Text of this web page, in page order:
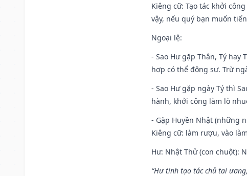
Kiêng cữ: Tạo tác khởi
vậy, nếu quý bạn muốn
Ngoại lệ:
- Sao Hư gặp Thân, Tý hay
hợp có thể động sự. Trừ
- Sao Hư gặp ngày Tý thì
hành, khởi công làm lò
- Gặp Huyền Nhật (những
Kiêng cữ: làm rượu, vào
Hư: Nhật Thử (con chuột):
“Hư tinh tạo tác chủ tai ương,